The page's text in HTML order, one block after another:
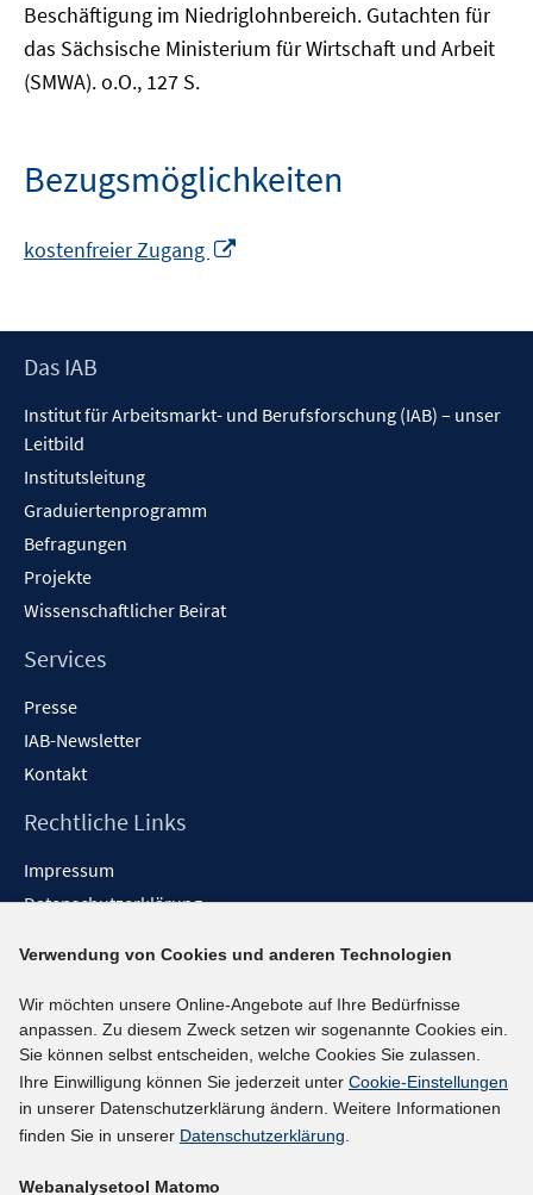
Beschäftigung im Niedriglohnbereich. Gutachten für
das Sächsische Ministerium für Wirtschaft und Arbeit
(SMWA). o.O., 127 S.
Bezugsmöglichkeiten
kostenfreier Zugang
öffnen
Footer
Das IAB
Institut für Arbeitsmarkt- und Berufsforschung (IAB) – unser
Leitbild
Institutsleitung
Graduiertenprogramm
Befragungen
Projekte
Wissenschaftlicher Beirat
Services
Presse
IAB-Newsletter
Kontakt
Rechtliche Links
Impressum
Datenschutzerklärung
Barrieren melden
Social-Media-Kanäle
BlueSky
YouTube
LinkedIn
Verwendung von Cookies und anderen Technologien
Wir möchten unsere Online-Angebote auf Ihre Bedürfnisse
anpassen. Zu diesem Zweck setzen wir sogenannte Cookies ein.
Sie können selbst entscheiden, welche Cookies Sie zulassen.
Ihre Einwilligung können Sie jederzeit unter Cookie-Einstellungen
in unserer Datenschutzerklärung ändern. Weitere Informationen
finden Sie in unserer Datenschutzerklärung.
Webanalysetool Matomo